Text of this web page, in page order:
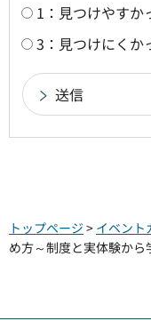
1：見つけやすか
3：見つけにくか
トップページ > イベント
め方～制度と実体験から